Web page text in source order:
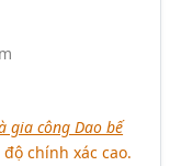
gia công Dao bế
chính xác cao.